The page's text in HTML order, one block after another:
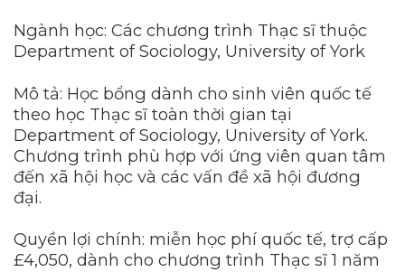
Ngành học: Các chương trình Thạc sĩ thuộc
Department of Sociology, University of York
Mô tả: Học bổng dành cho sinh viên quốc tế
theo học Thạc sĩ toàn thời gian tại
Department of Sociology, University of York.
Chương trình phù hợp với ứng viên quan tâm
đến xã hội học và các vấn đề xã hội đương
đại.
Quyền lợi chính: miễn học phí quốc tế, trợ cấp
£4,050, dành cho chương trình Thạc sĩ 1 năm